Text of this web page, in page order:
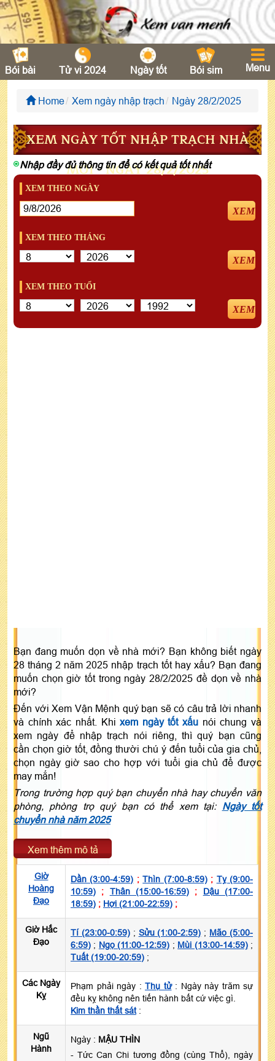
Bói bài Tử vi 2024 Ngày tốt Bói sim Menu
Home Xem ngày nhập trạch Ngày 28/2/2025
XEM NGÀY TỐT NHẬP TRẠCH NHÀ
MỚI - NGÀY 28/2/2025
Nhập đầy đủ thông tin để có kết quả tốt nhất
XEM THEO NGÀY
XEM
XEM THEO THÁNG
XEM
XEM THEO TUỔI
XEM
Bạn đang muốn dọn về nhà mới? Bạn không biết ngày
28 tháng 2 năm 2025 nhập trạch tốt hay xấu? Bạn đang
muốn chọn giờ tốt trong ngày 28/2/2025 đề dọn về nhà
mới?
Đến với Xem Vận Mệnh quý bạn sẽ có câu trả lời nhanh
và chính xác nhất. Khixem ngày tốt xấu nói chung và
xem ngày để nhập trạch nói riêng, thì quý bạn cũng
cần chọn giờ tốt, đồng thười chú ý đến tuổi của gia chủ,
chọn ngày giờ sao cho hợp với tuổi gia chủ để được
may mắn!
Trong trường hợp quý bạn chuyển nhà hay chuyển văn
phòng, phòng trọ quý bạn có thể xem tại: Ngày tốt
chuyển nhà năm 2025
Xem thêm mô tả
Giờ
Hoàng
Đạo
Dần (3:00-4:59) ;Thìn (7:00-8:59); Tỵ (9:00-
10:59) ; Thân (15:00-16:59) ; Dậu (17:00-
18:59) ; Hợi (21:00-22:59) ;
Giờ Hắc
Đạo
Tí (23:00-0:59); Sửu (1:00-2:59) ; Mão (5:00-
6:59) ; Ngọ (11:00-12:59) ; Mùi (13:00-14:59);
Tuất (19:00-20:59) ;
Các Ngày
Kỵ
Phạm phải ngày : Thụ tử: Ngày này trăm sự
đều kỵ không nên tiến hành bất cứ việc gì.
Kim thần thất sát:
Ngũ
Hành
Ngày : MẬU THÌN
- Tức Can Chi tương đồng (cùng Thổ), ngày